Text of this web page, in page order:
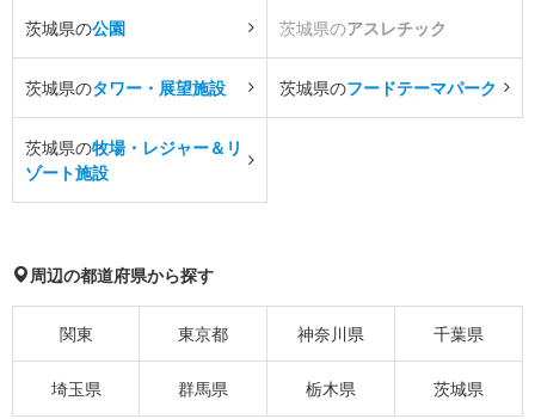
茨城県の公園 茨城県のアスレチック
茨城県のタワー・展望施設 茨城県のフードテーマパーク
茨城県の牧場・レジャー＆リ
ゾート施設
周辺の都道府県から探す
関東 東京都 神奈川県 千葉県
埼玉県 群馬県 栃木県 茨城県